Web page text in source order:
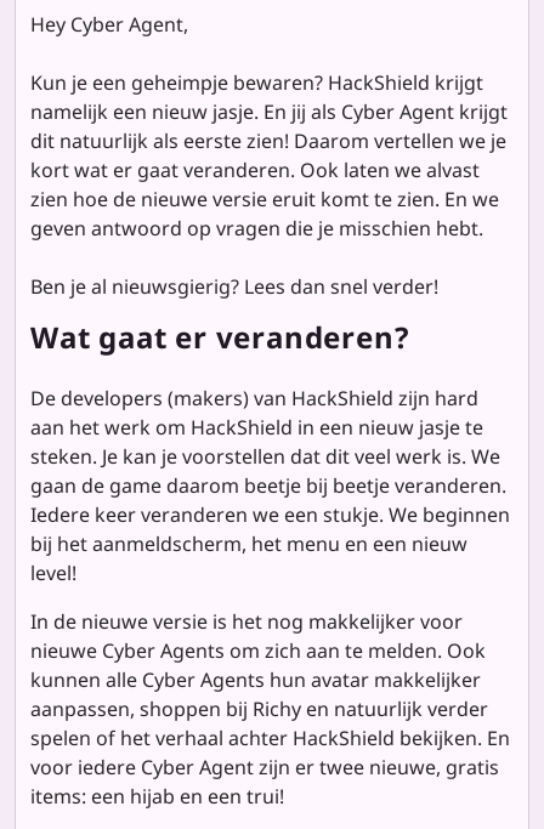
Hey Cyber Agent,
Kun je een geheimpje bewaren? HackShield krijgt
namelijk een nieuw jasje. En jij als Cyber Agent krijgt
dit natuurlijk als eerste zien! Daarom vertellen we je
kort wat er gaat veranderen. Ook laten we alvast
zien hoe de nieuwe versie eruit komt te zien. En we
geven antwoord op vragen die je misschien hebt.
Ben je al nieuwsgierig? Lees dan snel verder!
Wat gaat er veranderen?
De developers (makers) van HackShield zijn hard
aan het werk om HackShield in een nieuw jasje te
steken. Je kan je voorstellen dat dit veel werk is. We
gaan de game daarom beetje bij beetje veranderen.
Iedere keer veranderen we een stukje. We beginnen
bij het aanmeldscherm, het menu en een nieuw
level!
In de nieuwe versie is het nog makkelijker voor
nieuwe Cyber Agents om zich aan te melden. Ook
kunnen alle Cyber Agents hun avatar makkelijker
aanpassen, shoppen bij Richy en natuurlijk verder
spelen of het verhaal achter HackShield bekijken. En
voor iedere Cyber Agent zijn er twee nieuwe, gratis
items: een hijab en een trui!